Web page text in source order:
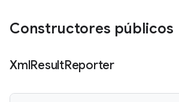
Constructores públicos
XmlResultReporter